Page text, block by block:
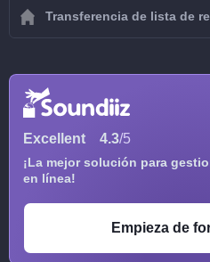
Transferencia de lista de
Excellent 4.3/5
¡La mejor solución para
en línea!
Empieza de